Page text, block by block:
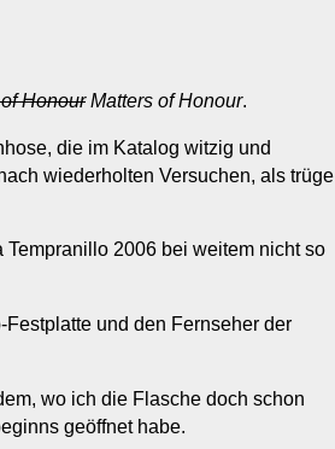
HonourMatters of Honour.
die im Katalog witzig und
wiederholten Versuchen, als trüge
Tempranillo 2006 bei weitem nicht so
und den Fernseher der
wo ich die Flasche doch schon
geöffnet habe.